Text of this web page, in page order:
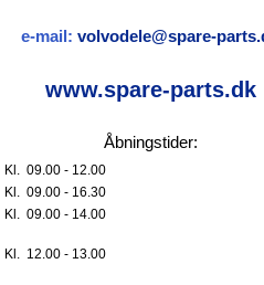
e-mail: volvodele@spare-
www.spare-parts.dk
Åbningstider:
Kl. 09.00 - 12.00
Kl. 09.00 - 16.30
Kl. 09.00 - 14.00
Kl. 12.00 - 13.00